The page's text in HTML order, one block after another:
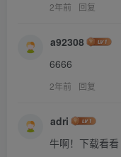
2年前 回复
a92308
6666
2年前 回复
adri
牛啊！下载看看